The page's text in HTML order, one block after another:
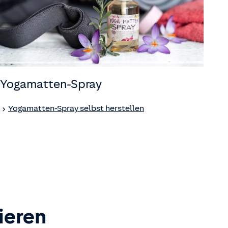
Yogamatten-Spray
Yogamatten-Spray selbst herstellen